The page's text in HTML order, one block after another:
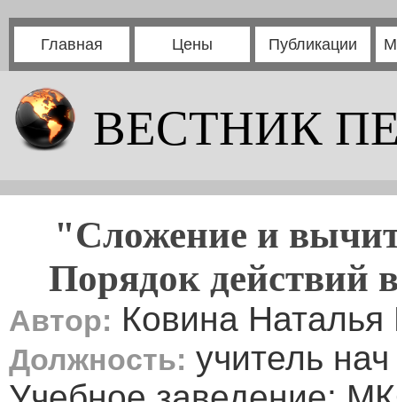
Главная Цены Публикации
ВЕСТНИК
"Сложение и
Порядок действий
Автор: Ковина
Должность: учитель